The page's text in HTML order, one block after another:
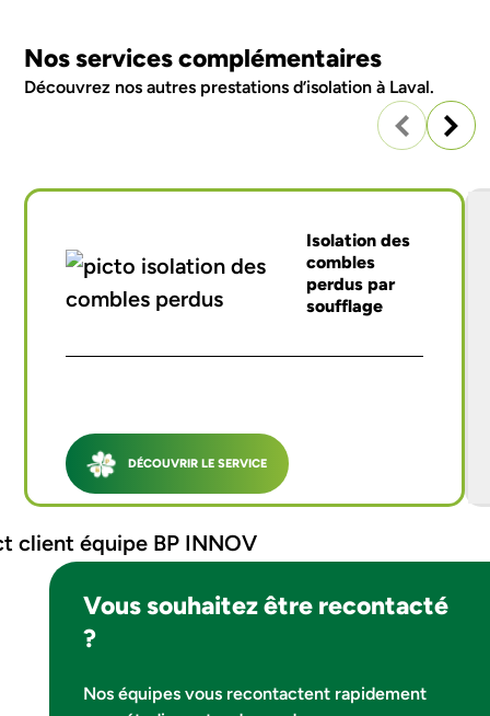
Nos services complémentaires
Découvrez nos autres prestations d’isolation à Laval.
Isolation des
combles
perdus par
soufflage
DÉCOUVRIR LE SERVICE
Vous souhaitez être recontacté
?
Nos équipes vous recontactent rapidement